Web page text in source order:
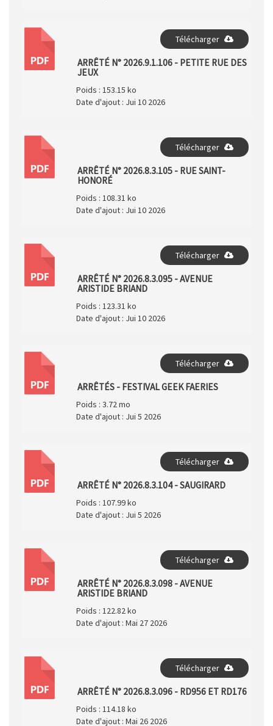
PDF
Télécharger
ARRÊTÉ N° 2026.9.1.106 - PETITE RUE DES
JEUX
Poids : 153.15 ko
Date d'ajout : Jui 10 2026
PDF
Télécharger
ARRÊTÉ N° 2026.8.3.105 - RUE SAINT-
HONORÉ
Poids : 108.31 ko
Date d'ajout : Jui 10 2026
PDF
Télécharger
ARRÊTÉ N° 2026.8.3.095 - AVENUE
ARISTIDE BRIAND
Poids : 123.31 ko
Date d'ajout : Jui 10 2026
PDF
Télécharger
ARRÊTÉS - FESTIVAL GEEK FAERIES
Poids : 3.72 mo
Date d'ajout : Jui 5 2026
PDF
Télécharger
ARRÊTÉ N° 2026.8.3.104 - SAUGIRARD
Poids : 107.99 ko
Date d'ajout : Jui 5 2026
PDF
Télécharger
ARRÊTÉ N° 2026.8.3.098 - AVENUE
ARISTIDE BRIAND
Poids : 122.82 ko
Date d'ajout : Mai 27 2026
PDF
Télécharger
ARRÊTÉ N° 2026.8.3.096 - RD956 ET RD176
Poids : 114.18 ko
Date d'ajout : Mai 26 2026